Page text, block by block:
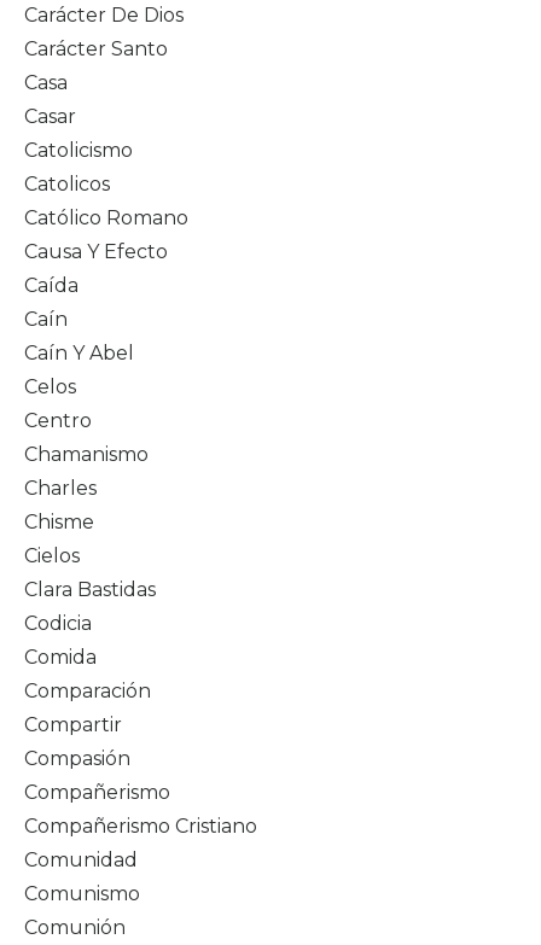
Carácter De Dios
Carácter Santo
Casa
Casar
Catolicismo
Catolicos
Católico Romano
Causa Y Efecto
Caída
Caín
Caín Y Abel
Celos
Centro
Chamanismo
Charles
Chisme
Cielos
Clara Bastidas
Codicia
Comida
Comparación
Compartir
Compasión
Compañerismo
Compañerismo Cristiano
Comunidad
Comunismo
Comunión